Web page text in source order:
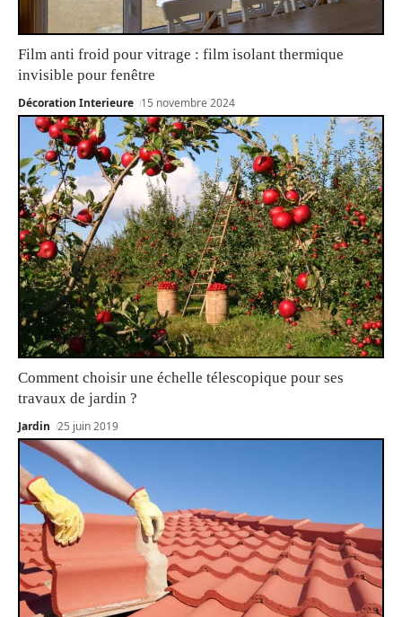
Film anti froid pour vitrage : film isolant thermique
invisible pour fenêtre
Décoration Interieure 15 novembre 2024
Comment choisir une échelle télescopique pour ses
travaux de jardin ?
Jardin 25 juin 2019